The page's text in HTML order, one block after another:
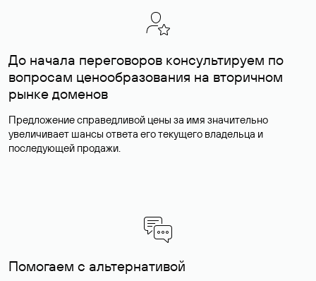
До начала переговоров консультируем по
вопросам ценообразования на вторичном
рынке доменов
Предложение справедливой цены за имя значительно
увеличивает шансы ответа его текущего владельца и
последующей продажи.
Помогаем с альтернативой